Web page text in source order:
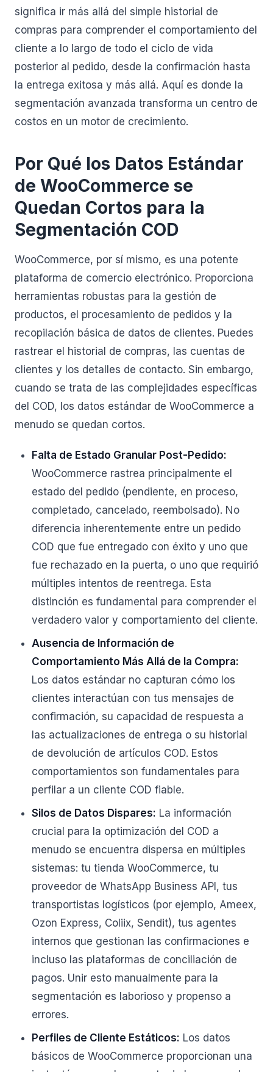
significa ir más allá del simple historial de
compras para comprender el comportamiento del
cliente a lo largo de todo el ciclo de vida
posterior al pedido, desde la confirmación hasta
la entrega exitosa y más allá. Aquí es donde la
segmentación avanzada transforma un centro de
costos en un motor de crecimiento.
Por Qué los Datos Estándar
de WooCommerce se
Quedan Cortos para la
Segmentación COD
WooCommerce, por sí mismo, es una potente
plataforma de comercio electrónico. Proporciona
herramientas robustas para la gestión de
productos, el procesamiento de pedidos y la
recopilación básica de datos de clientes. Puedes
rastrear el historial de compras, las cuentas de
clientes y los detalles de contacto. Sin embargo,
cuando se trata de las complejidades específicas
del COD, los datos estándar de WooCommerce a
menudo se quedan cortos.
Falta de Estado Granular Post-Pedido:
WooCommerce rastrea principalmente el
estado del pedido (pendiente, en proceso,
completado, cancelado, reembolsado). No
diferencia inherentemente entre un pedido
COD que fue entregado con éxito y uno que
fue rechazado en la puerta, o uno que requirió
múltiples intentos de reentrega. Esta
distinción es fundamental para comprender el
verdadero valor y comportamiento del cliente.
Ausencia de Información de
Comportamiento Más Allá de la Compra:
Los datos estándar no capturan cómo los
clientes interactúan con tus mensajes de
confirmación, su capacidad de respuesta a
las actualizaciones de entrega o su historial
de devolución de artículos COD. Estos
comportamientos son fundamentales para
perfilar a un cliente COD fiable.
Silos de Datos Dispares: La información
crucial para la optimización del COD a
menudo se encuentra dispersa en múltiples
sistemas: tu tienda WooCommerce, tu
proveedor de WhatsApp Business API, tus
transportistas logísticos (por ejemplo, Ameex,
Ozon Express, Coliix, Sendit), tus agentes
internos que gestionan las confirmaciones e
incluso las plataformas de conciliación de
pagos. Unir esto manualmente para la
segmentación es laborioso y propenso a
errores.
Perfiles de Cliente Estáticos: Los datos
básicos de WooCommerce proporcionan una